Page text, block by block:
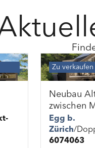
Zu verkaufen
Neubau
zwischen
Egg b.
Zürich
6074063